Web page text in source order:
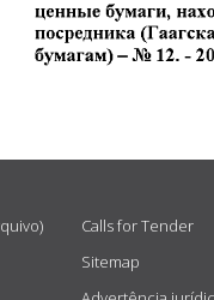
Calls for Tender
Sitemap